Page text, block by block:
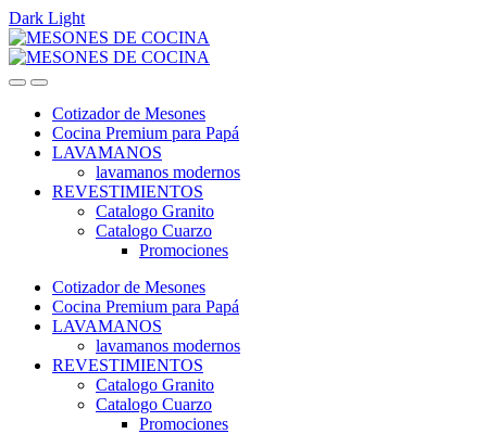
Dark Light
Skip
to
navigation
Skip
to
content
Cotizador de Mesones
Cocina Premium para Papá
LAVAMANOS
lavamanos modernos
REVESTIMIENTOS
Catalogo Granito
Catalogo Cuarzo
Promociones
Cotizador de Mesones
Cocina Premium para Papá
LAVAMANOS
lavamanos modernos
REVESTIMIENTOS
Catalogo Granito
Catalogo Cuarzo
Promociones